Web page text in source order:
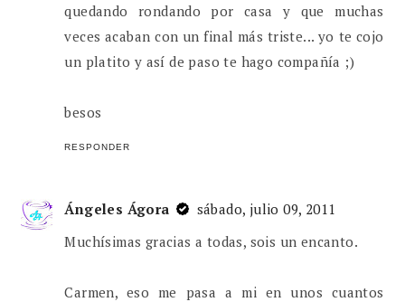
quedando rondando por casa y que muchas
veces acaban con un final más triste... yo te cojo
un platito y así de paso te hago compañía ;)
besos
RESPONDER
Ángeles Ágora
sábado, julio 09, 2011
Muchísimas gracias a todas, sois un encanto.
Carmen, eso me pasa a mi en unos cuantos